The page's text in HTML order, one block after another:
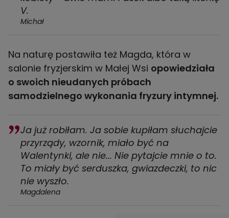
V.
Michał
Na naturę postawiła też Magda, która w
salonie fryzjerskim w Małej Wsi opowiedziała
o swoich nieudanych próbach
samodzielnego wykonania fryzury intymnej.
Ja już robiłam. Ja sobie kupiłam słuchajcie
przyrządy, wzornik, miało być na
Walentynki, ale nie... Nie pytajcie mnie o to.
To miały być serduszka, gwiazdeczki, to nic
nie wyszło.
Magdalena